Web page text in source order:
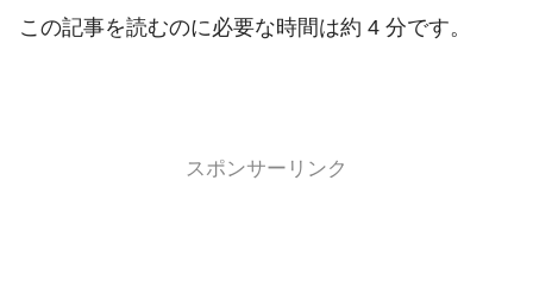
この記事を読むのに必要な時間は約 4 分です。
スポンサーリンク